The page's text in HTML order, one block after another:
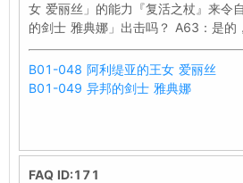
女 爱丽丝」的能力『复活之杖』来令
的剑士 雅典娜」出击吗？ A63：是的
B01-048 阿利缇亚的王女 爱丽丝
B01-049 异邦的剑士 雅典娜
FAQ ID:171